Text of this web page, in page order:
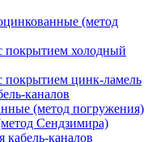
(метод
покрытием холодный
цинк-ламель
каналов
(метод погружения)
Сендзимира)
каналов